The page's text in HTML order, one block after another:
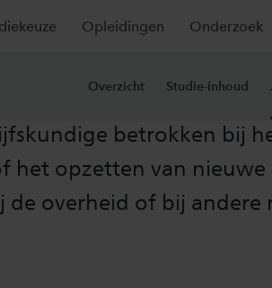
Opleidingen Onderzoek
Overzicht Studie-inhoud
betrokken bij
het opzetten van
de overheid of bij andere